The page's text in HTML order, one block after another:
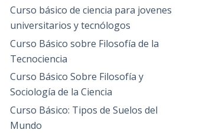
Curso básico de ciencia para jovenes
universitarios y tecnólogos
Curso Básico sobre Filosofía de la
Tecnociencia
Curso Básico Sobre Filosofía y
Sociología de la Ciencia
Curso Básico: Tipos de Suelos del
Mundo